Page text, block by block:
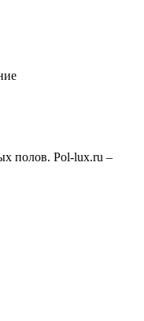
полов. Pol-lux.ru –